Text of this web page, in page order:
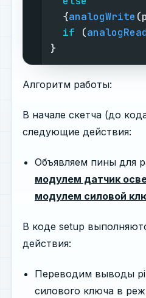
  {
analogWrite
if (analogRead
Алгоритм работы:
В начале скетча (до
следующие действия:
Объявляем пины для
модулем датчик
модулем cиловой
В коде setup
действия:
Переводим выводы
силового ключа в